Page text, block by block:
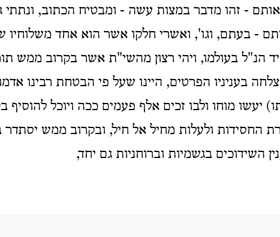
- זהו מדבר במצות עשה - ומבטיח הכתוב, ונתתי
- בעתם, וגו', ואשרי חלקו אשר הוא אחד משלוחיו
הנ"ל בעולמו, ויהי רצון מהשי"ת אשר בקרוב ממש
בעניניו הפרטים, היינו שעל פי הבטחת רבינו
יעשו מוחו ולבו זכים אלף פעמים ככה ויוכל להוסיף
החסידות ולעלות מחיל אל חיל, ובקרוב ממש יסתדר
השידוכים בגשמיות וברוחניות גם יחד,